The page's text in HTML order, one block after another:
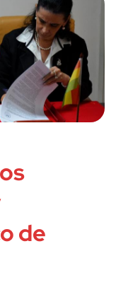
de